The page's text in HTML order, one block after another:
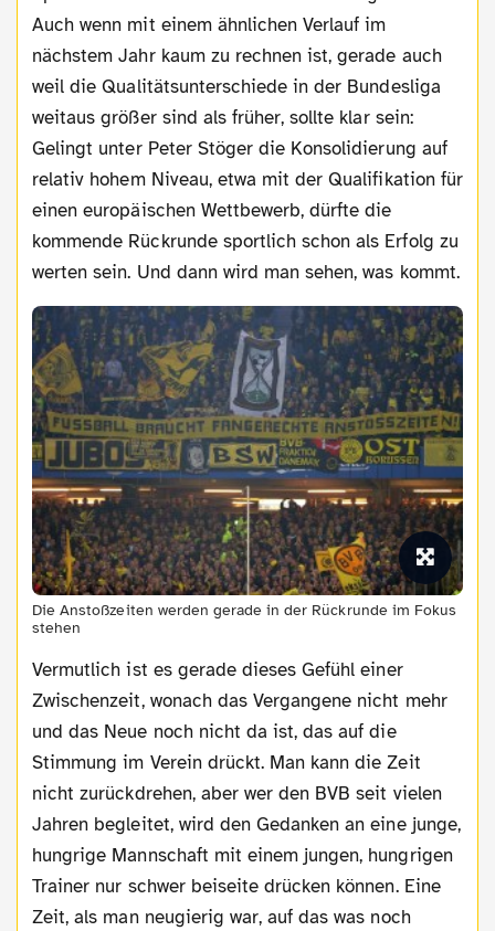
Auch wenn mit einem ähnlichen Verlauf im
nächstem Jahr kaum zu rechnen ist, gerade auch
weil die Qualitätsunterschiede in der Bundesliga
weitaus größer sind als früher, sollte klar sein:
Gelingt unter Peter Stöger die Konsolidierung auf
relativ hohem Niveau, etwa mit der Qualifikation für
einen europäischen Wettbewerb, dürfte die
kommende Rückrunde sportlich schon als Erfolg zu
werten sein. Und dann wird man sehen, was kommt.
Die Anstoßzeiten werden gerade in der Rückrunde im Fokus
stehen
Vermutlich ist es gerade dieses Gefühl einer
Zwischenzeit, wonach das Vergangene nicht mehr
und das Neue noch nicht da ist, das auf die
Stimmung im Verein drückt. Man kann die Zeit
nicht zurückdrehen, aber wer den BVB seit vielen
Jahren begleitet, wird den Gedanken an eine junge,
hungrige Mannschaft mit einem jungen, hungrigen
Trainer nur schwer beiseite drücken können. Eine
Zeit, als man neugierig war, auf das was noch